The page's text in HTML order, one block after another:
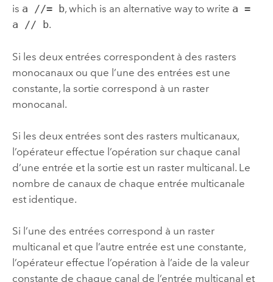
is a //= b, which is an alternative way to write a =
a // b.
Si les deux entrées correspondent à des rasters
monocanaux ou que l’une des entrées est une
constante, la sortie correspond à un raster
monocanal.
Si les deux entrées sont des rasters multicanaux,
l’opérateur effectue l’opération sur chaque canal
d’une entrée et la sortie est un raster multicanal. Le
nombre de canaux de chaque entrée multicanale
est identique.
Si l’une des entrées correspond à un raster
multicanal et que l’autre entrée est une constante,
l’opérateur effectue l’opération à l’aide de la valeur
constante de chaque canal de l’entrée multicanal et